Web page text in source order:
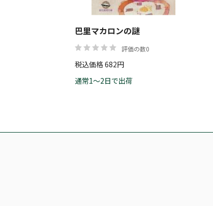
巴里マカロンの謎
評価の数0
税込価格 682円
通常1～2日で出荷